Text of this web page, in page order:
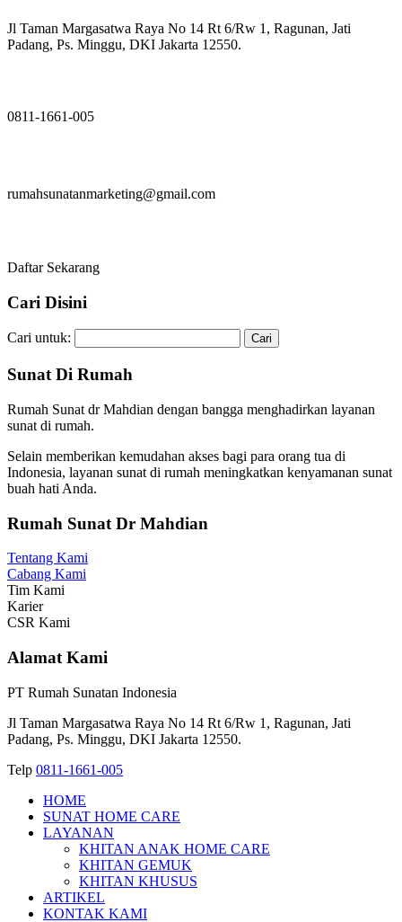
Jl Taman Margasatwa Raya No 14 Rt 6/Rw 1, Ragunan, Jati
Padang, Ps. Minggu, DKI Jakarta 12550.
0811-1661-005
rumahsunatanmarketing@gmail.com
Daftar Sekarang
Cari Disini
Cari untuk:
Sunat Di Rumah
Rumah Sunat dr Mahdian dengan bangga menghadirkan layanan
sunat di rumah.
Selain memberikan kemudahan akses bagi para orang tua di
Indonesia, layanan sunat di rumah meningkatkan kenyamanan sunat
buah hati Anda.
Rumah Sunat Dr Mahdian
Tentang Kami
Cabang Kami
Tim Kami
Karier
CSR Kami
Alamat Kami
PT Rumah Sunatan Indonesia
Jl Taman Margasatwa Raya No 14 Rt 6/Rw 1, Ragunan, Jati
Padang, Ps. Minggu, DKI Jakarta 12550.
Telp 0811-1661-005
HOME
SUNAT HOME CARE
LAYANAN
KHITAN ANAK HOME CARE
KHITAN GEMUK
KHITAN KHUSUS
ARTIKEL
KONTAK KAMI